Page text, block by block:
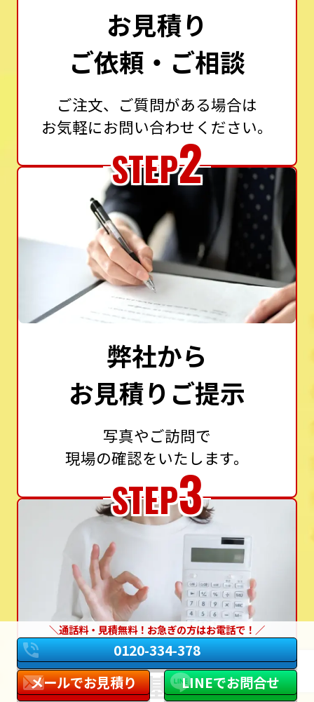
お見積り
ご依頼・ご相談
ご注文、ご質問がある場合は
お気軽にお問い合わせください。
STEP2
弊社から
お見積りご提示
写真やご訪問で
現場の確認をいたします。
STEP3
設置基準に
通話料・見積無料！お急ぎの方はお電話で！
0120-334-378
メールでお見積り
LINEでお問合せ